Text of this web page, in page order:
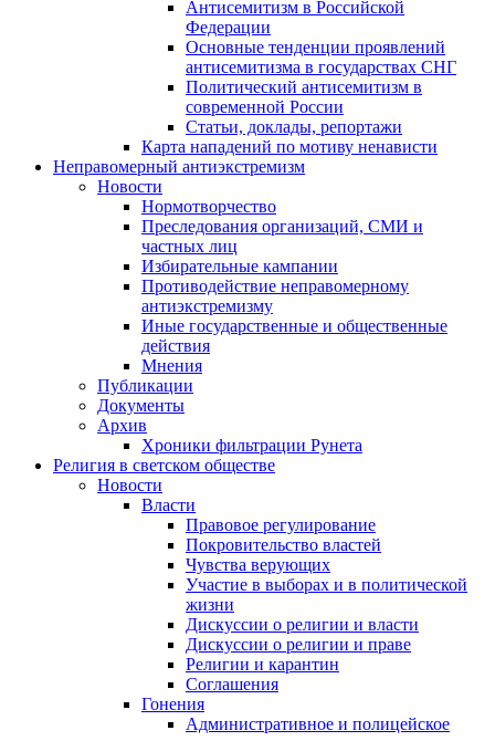
Антисемитизм в Российской
Федерации
Основные тенденции проявлений
антисемитизма в государствах СНГ
Политический антисемитизм в
современной России
Статьи, доклады, репортажи
Карта нападений по мотиву ненависти
Неправомерный антиэкстремизм
Новости
Нормотворчество
Преследования организаций, СМИ и
частных лиц
Избирательные кампании
Противодействие неправомерному
антиэкстремизму
Иные государственные и общественные
действия
Мнения
Публикации
Документы
Архив
Хроники фильтрации Рунета
Религия в светском обществе
Новости
Власти
Правовое регулирование
Покровительство властей
Чувства верующих
Участие в выборах и в политической
жизни
Дискуссии о религии и власти
Дискуссии о религии и праве
Религии и карантин
Соглашения
Гонения
Административное и полицейское